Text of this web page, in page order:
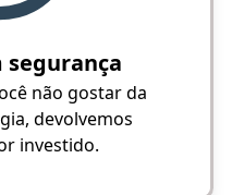
segurança
não gostar da
devolvemos
investido.